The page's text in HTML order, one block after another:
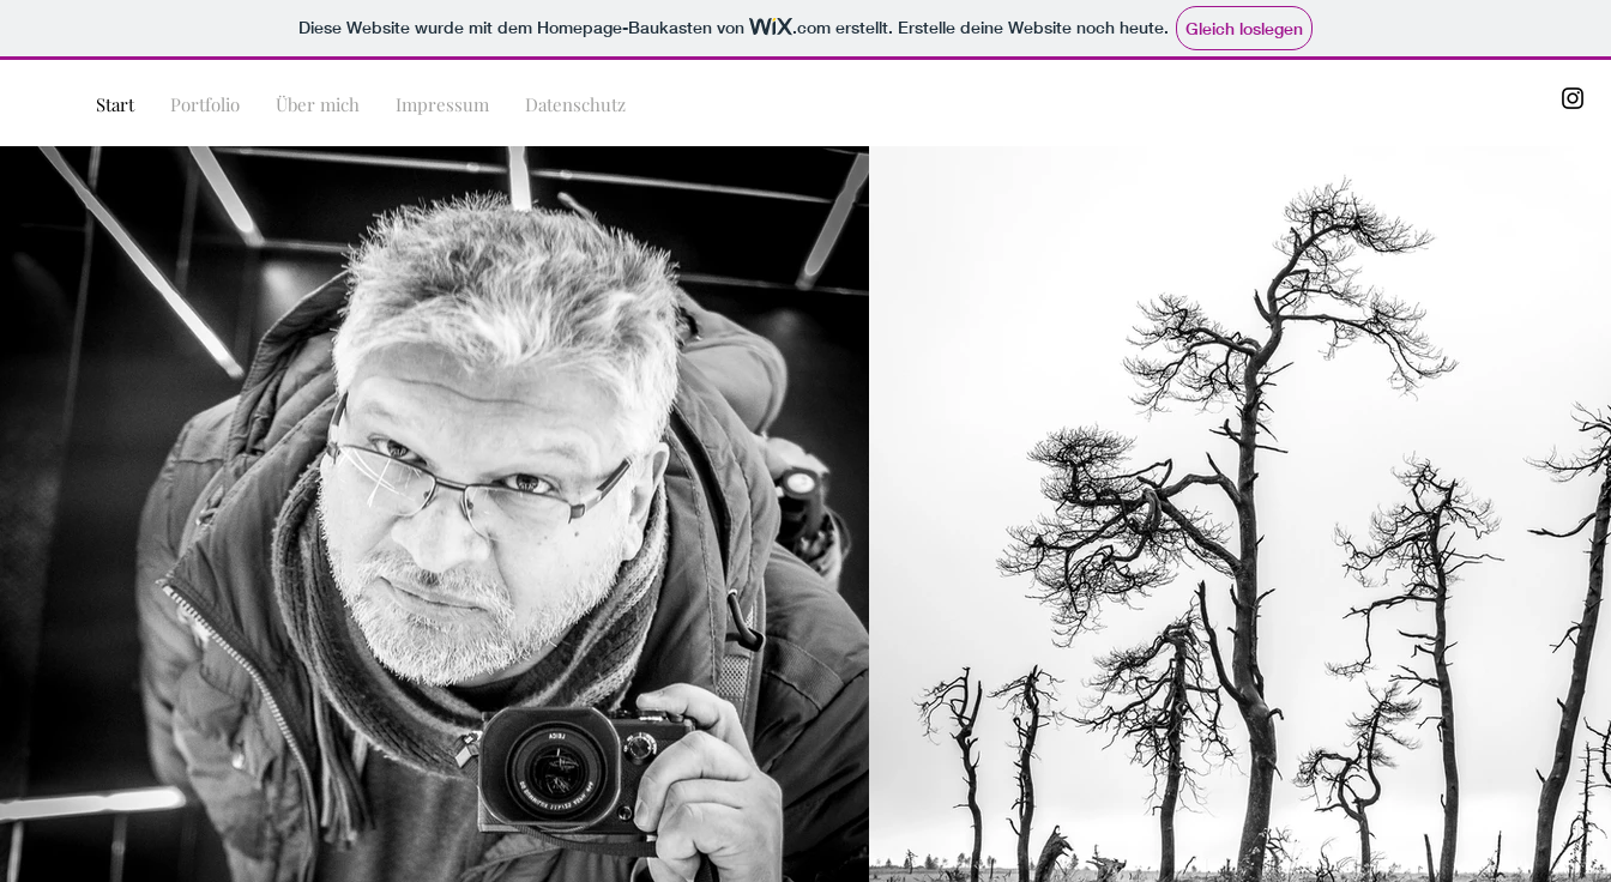
Diese Website wurde mit dem Homepage-Baukasten von .com erstellt. Erstelle deine Website noch heute. Gleich loslegen
Start Portfolio Über mich Impressum Datenschutz